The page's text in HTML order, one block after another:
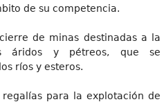
de su competencia.
de minas destinadas a la
áridos y pétreos, que se
ríos y esteros.
para la explotación de